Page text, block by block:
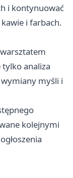
i kontynuować
i farbach.
analiza
myśli i
kolejnymi